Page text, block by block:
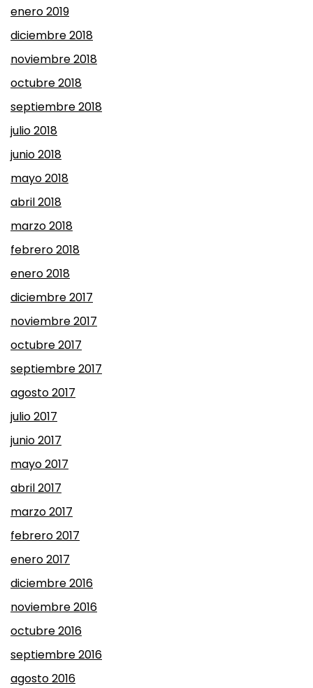
enero 2019
diciembre 2018
noviembre 2018
octubre 2018
septiembre 2018
julio 2018
junio 2018
mayo 2018
abril 2018
marzo 2018
febrero 2018
enero 2018
diciembre 2017
noviembre 2017
octubre 2017
septiembre 2017
agosto 2017
julio 2017
junio 2017
mayo 2017
abril 2017
marzo 2017
febrero 2017
enero 2017
diciembre 2016
noviembre 2016
octubre 2016
septiembre 2016
agosto 2016